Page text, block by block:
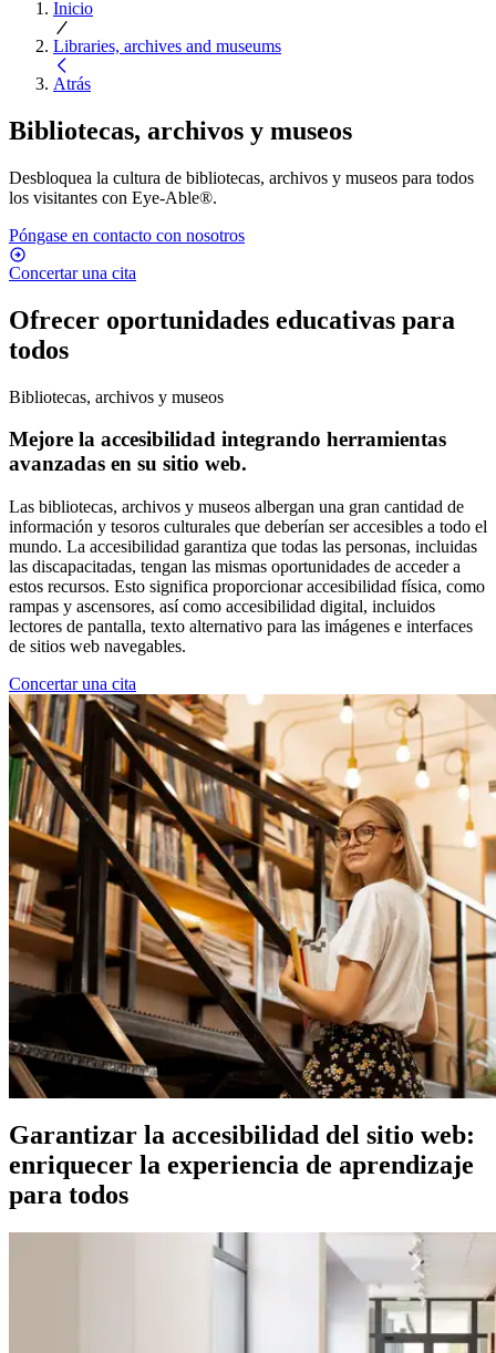
Inicio
Libraries, archives and museums
Atrás
Bibliotecas, archivos y museos
Desbloquea la cultura de bibliotecas, archivos y museos para todos
los visitantes con Eye-Able®.
Póngase en contacto con nosotros
Concertar una cita
Ofrecer oportunidades educativas para
todos
Bibliotecas, archivos y museos
Mejore la accesibilidad integrando herramientas
avanzadas en su sitio web.
Las bibliotecas, archivos y museos albergan una gran cantidad de
información y tesoros culturales que deberían ser accesibles a todo el
mundo. La accesibilidad garantiza que todas las personas, incluidas
las discapacitadas, tengan las mismas oportunidades de acceder a
estos recursos. Esto significa proporcionar accesibilidad física, como
rampas y ascensores, así como accesibilidad digital, incluidos
lectores de pantalla, texto alternativo para las imágenes e interfaces
de sitios web navegables.
Concertar una cita
Garantizar la accesibilidad del sitio web:
enriquecer la experiencia de aprendizaje
para todos